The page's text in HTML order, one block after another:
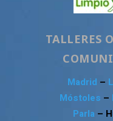
TALLERES
Madrid –
Móstoles –
Parla –